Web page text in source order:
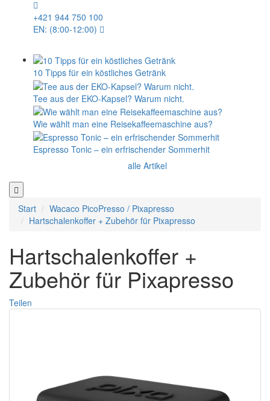
+421 944 750 100
EN: (8:00-12:00)
10 Tipps für ein köstliches Getränk
Tee aus der EKO-Kapsel? Warum nicht.
Wie wählt man eine Reisekaffeemaschine aus?
Espresso Tonic – ein erfrischender Sommerhit
alle Artikel
Start
Wacaco PicoPresso / Pixapresso
Hartschalenkoffer + Zubehör für Pixapresso
Hartschalenkoffer +
Zubehör für Pixapresso
Teilen